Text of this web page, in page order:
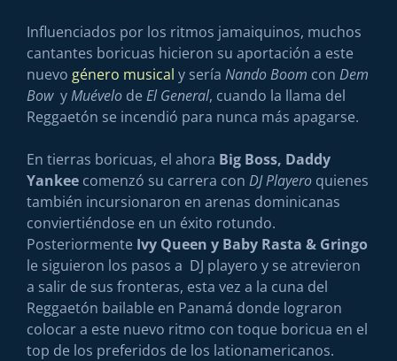
Influenciados por los ritmos jamaiquinos, muchos
cantantes boricuas hicieron su aportación a este
nuevo género musical y sería Nando Boom con Dem
Bow yMuévelo de El General, cuando la llama del
Reggaetón se incendió para nunca más apagarse.
En tierras boricuas, el ahora Big Boss, Daddy
Yankee comenzó su carrera con DJ Playero quienes
también incursionaron en arenas dominicanas
conviertiéndose en un éxito rotundo.
Posteriormente Ivy Queen y Baby Rasta & Gringo
le siguieron los pasos a DJ playero y se atrevieron
a salir de sus fronteras, esta vez a la cuna del
Reggaetón bailable en Panamá donde lograron
colocar a este nuevo ritmo con toque boricua en el
top de los preferidos de los lationamericanos.